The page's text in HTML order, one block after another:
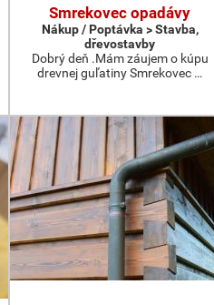
Smrekovec opadávy
Nákup / Poptávka > Stavba,
dřevostavby
Dobrý deň .Mám záujem o kúpu
drevnej guľatiny Smrekovec …